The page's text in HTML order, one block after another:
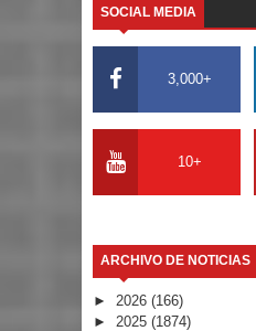
SOCIAL MEDIA
3,000+
10+
ARCHIVO DE NOTICIAS
► 2026 (166)
► 2025 (1874)